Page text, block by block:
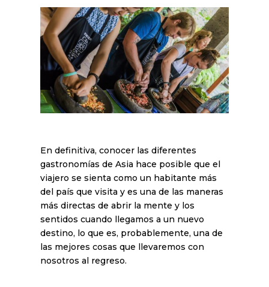
En definitiva, conocer las diferentes
gastronomías de Asia hace posible que el
viajero se sienta como un habitante más
del país que visita y es una de las maneras
más directas de abrir la mente y los
sentidos cuando llegamos a un nuevo
destino, lo que es, probablemente, una de
las mejores cosas que llevaremos con
nosotros al regreso.